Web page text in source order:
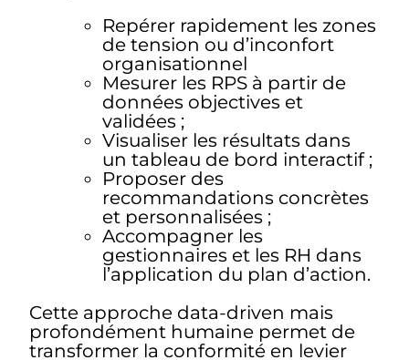
Repérer rapidement les zones
de tension ou d’inconfort
organisationnel
Mesurer les RPS à partir de
données objectives et
validées ;
Visualiser les résultats dans
un tableau de bord interactif ;
Proposer des
recommandations concrètes
et personnalisées ;
Accompagner les
gestionnaires et les RH dans
l’application du plan d’action.
Cette approche data-driven mais
profondément humaine permet de
transformer la conformité en levier